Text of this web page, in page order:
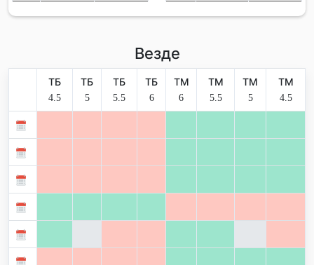
Везде
ТБ
4.5
ТБ
5
ТБ
5.5
ТБ
6
ТМ
6
ТМ
5.5
ТМ
5
ТМ
4.5